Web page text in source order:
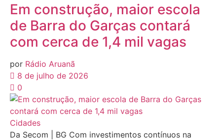
Em construção, maior escola
de Barra do Garças contará
com cerca de 1,4 mil vagas
por Rádio Aruanã
8 de julho de 2026
0
Cidades
Da Secom | BG Com investimentos contínuos na